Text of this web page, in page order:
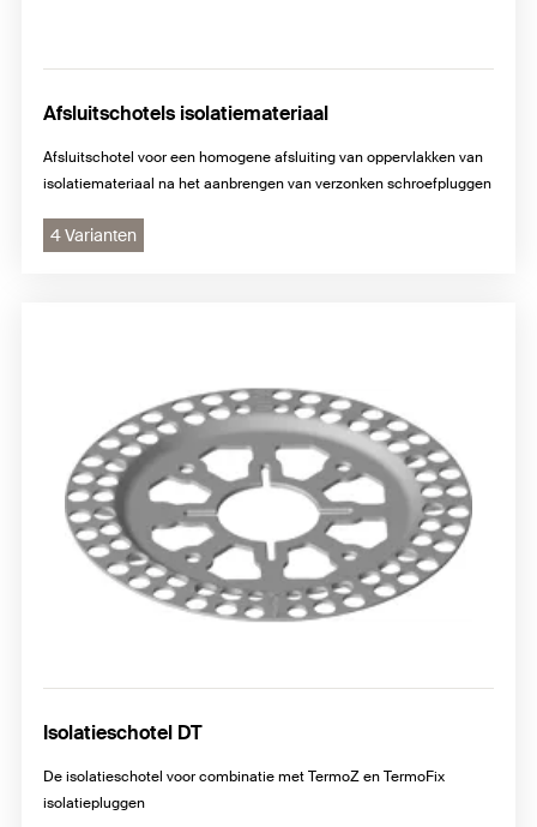
Afsluitschotels isolatiemateriaal
Afsluitschotel voor een homogene afsluiting van oppervlakken van
isolatiemateriaal na het aanbrengen van verzonken schroefpluggen
4 Varianten
Isolatieschotel DT
De isolatieschotel voor combinatie met TermoZ en TermoFix
isolatiepluggen